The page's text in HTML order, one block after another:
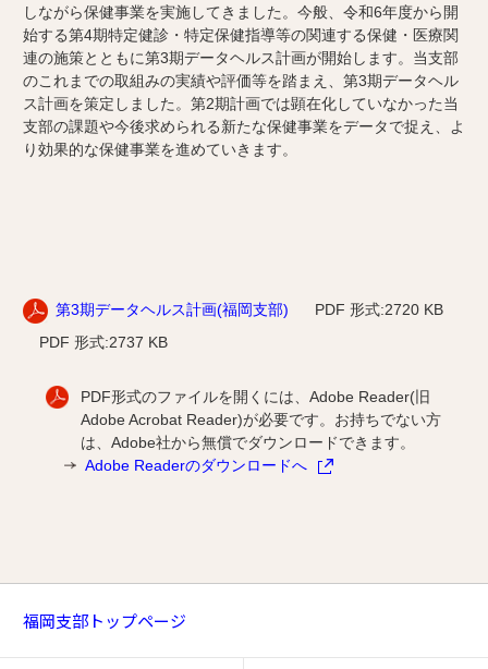
しながら保健事業を実施してきました。今般、令和6年度から開
始する第4期特定健診・特定保健指導等の関連する保健・医療関
連の施策とともに第3期データヘルス計画が開始します。当支部
のこれまでの取組みの実績や評価等を踏まえ、第3期データヘル
ス計画を策定しました。第2期計画では顕在化していなかった当
支部の課題や今後求められる新たな保健事業をデータで捉え、よ
り効果的な保健事業を進めていきます。
第3期データヘルス計画(福岡支部)
PDF 形式:2720 KB
PDF 形式:2737 KB
PDF形式のファイルを開くには、Adobe Reader(旧
Adobe Acrobat Reader)が必要です。お持ちでない方
は、Adobe社から無償でダウンロードできます。
Adobe Readerのダウンロードへ
福岡支部トップページ